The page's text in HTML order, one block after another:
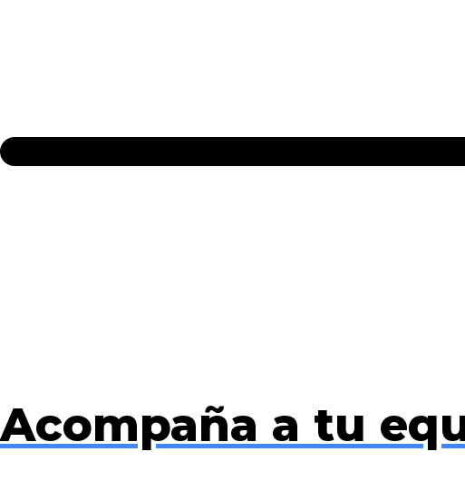
Acompaña a tu